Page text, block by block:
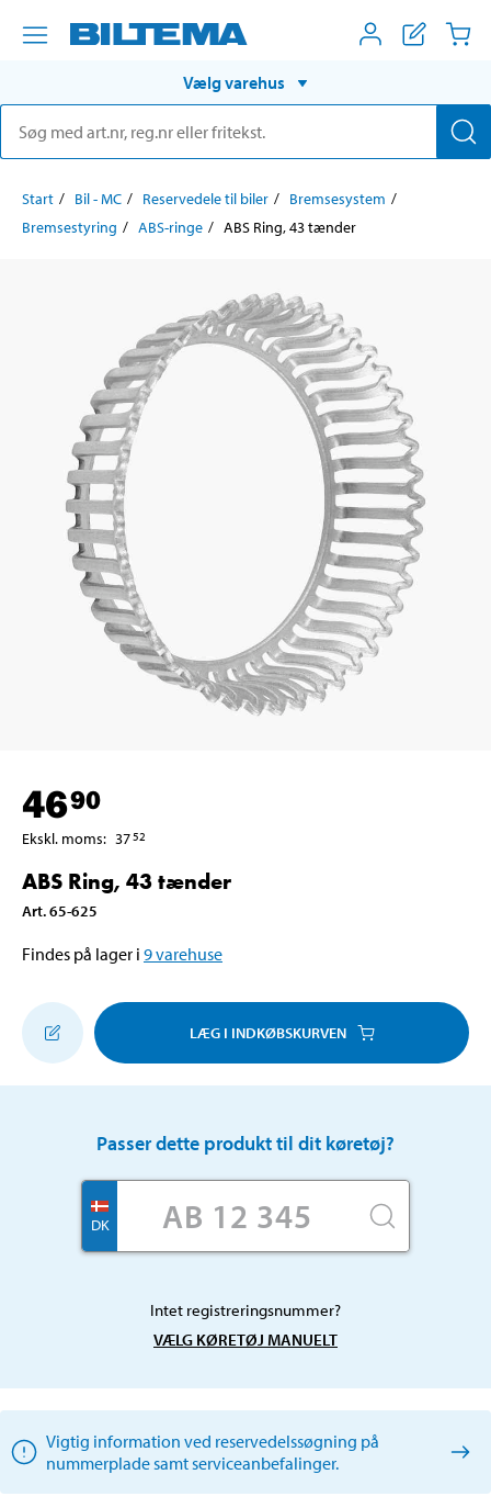
Vælg varehus
Start Bil - MC Reservedele til biler
Bremsesystem
Bremsestyring
ABS-ringe ABS Ring, 43 tænder
4690
Ekskl. moms: 3752
ABS Ring, 43 tænder
Art.65-625
Findes på lager i 9varehuse
LÆG I INDKØBSKURVEN
Passer dette produkt til dit køretøj?
DK
Intet registreringsnummer?
VÆLG KØRETØJ MANUELT
Vigtig information ved reservedelssøgning på
nummerplade samt serviceanbefalinger.